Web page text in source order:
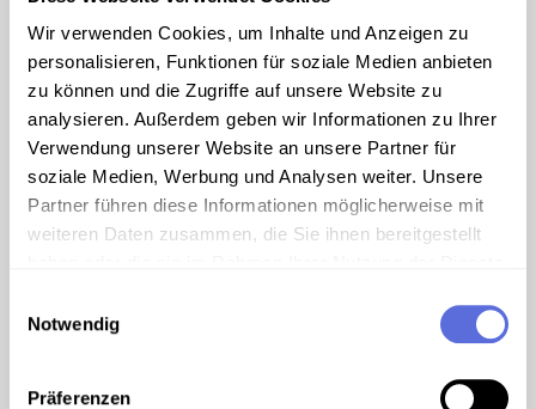
Wir verwenden Cookies, um Inhalte und Anzeigen zu
personalisieren, Funktionen für soziale Medien anbieten
zu können und die Zugriffe auf unsere Website zu
analysieren. Außerdem geben wir Informationen zu Ihrer
Verwendung unserer Website an unsere Partner für
soziale Medien, Werbung und Analysen weiter. Unsere
Partner führen diese Informationen möglicherweise mit
weiteren Daten zusammen, die Sie ihnen bereitgestellt
Notwendig
Präferenzen